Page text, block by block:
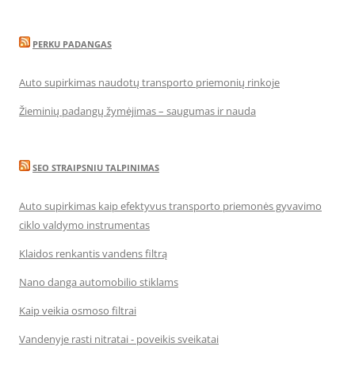
PERKU PADANGAS
Auto supirkimas naudotų transporto priemonių rinkoje
Žieminių padangų žymėjimas – saugumas ir nauda
SEO STRAIPSNIU TALPINIMAS
Auto supirkimas kaip efektyvus transporto priemonės gyvavimo
ciklo valdymo instrumentas
Klaidos renkantis vandens filtrą
Nano danga automobilio stiklams
Kaip veikia osmoso filtrai
Vandenyje rasti nitratai - poveikis sveikatai